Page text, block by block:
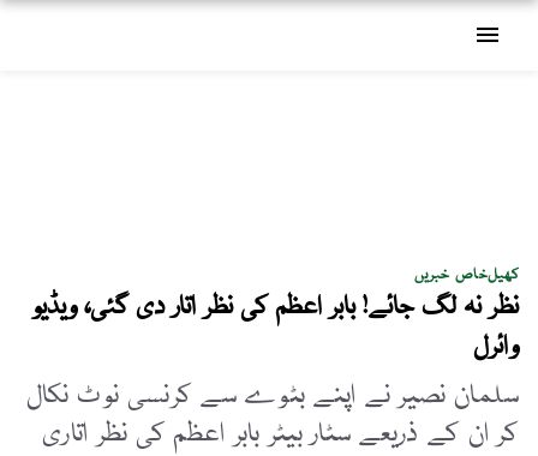
menu
کھیلخاص خبریں
نظر نہ لگ جائے! بابر اعظم کی نظر اتار دی گئی، ویڈیو
وائرل
سلمان نصیر نے اپنے بٹوے سے کرنسی نوٹ نکال
کر ان کے ذریعے سٹار بیٹر بابر اعظم کی نظر اتاری